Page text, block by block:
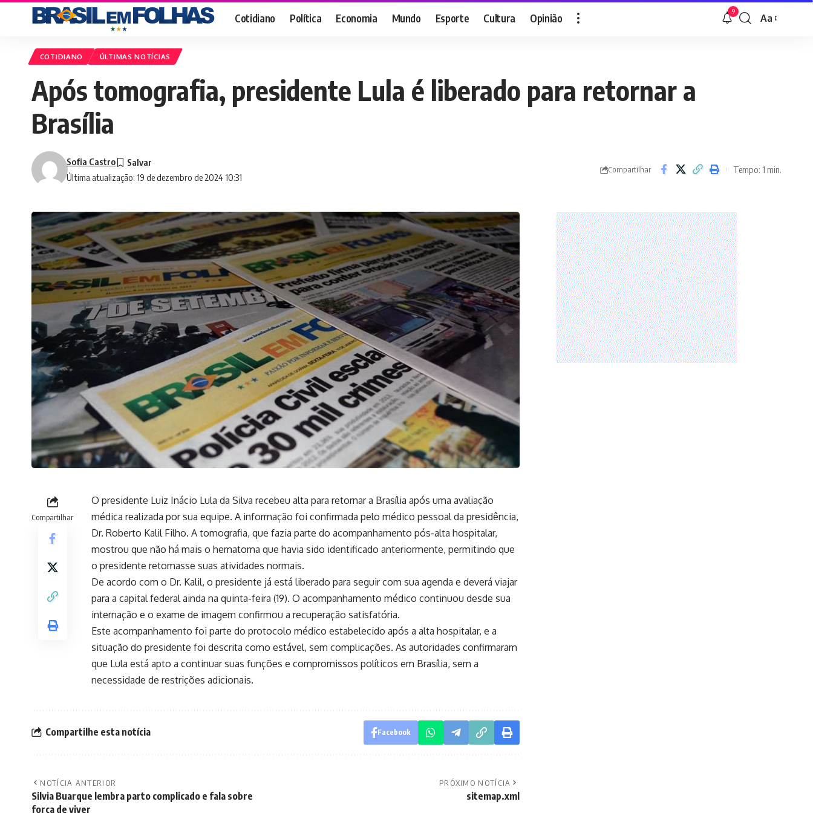
Cotidiano Política Economia Mundo Esporte Cultura Opinião 9
Font
Aa
COTIDIANO ÚLTIMAS NOTÍCIAS
Após tomografia, presidente Lula é liberado para retornar a
Brasília
Última atualização: 19 de dezembro de 2024 10:31
Sofia Castro
Compartilhar Tempo: 1 min.
Compartilhar
O presidente Luiz Inácio Lula da Silva recebeu alta para retornar a Brasília após uma avaliação
médica realizada por sua equipe. A informação foi confirmada pelo médico pessoal da presidência,
Dr. Roberto Kalil Filho. A tomografia, que fazia parte do acompanhamento pós-alta hospitalar,
mostrou que não há mais o hematoma que havia sido identificado anteriormente, permitindo que
o presidente retomasse suas atividades normais.
De acordo com o Dr. Kalil, o presidente já está liberado para seguir com sua agenda e deverá viajar
para a capital federal ainda na quinta-feira (19). O acompanhamento médico continuou desde sua
internação e o exame de imagem confirmou a recuperação satisfatória.
Este acompanhamento foi parte do protocolo médico estabelecido após a alta hospitalar, e a
situação do presidente foi descrita como estável, sem complicações. As autoridades confirmaram
que Lula está apto a continuar suas funções e compromissos políticos em Brasília, sem a
necessidade de restrições adicionais.
Compartilhe esta notícia Facebook
NOTÍCIA ANTERIOR
Silvia Buarque lembra parto complicado e fala sobre
força de viver
PRÓXIMO NOTÍCIA
sitemap.xml